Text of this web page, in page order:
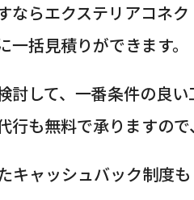
ならエクステリアコネ
括見積りができます。
して、一番条件の良
も無料で承りますの
キャッシュバック制度